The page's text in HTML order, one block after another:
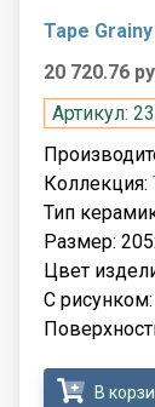
Tape
20 720.76
Артикул:
Коллекция:
Тип
Размер:
Цвет
С
В